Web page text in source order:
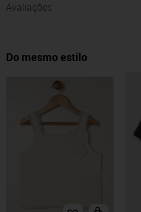
Avaliações
Do mesmo estilo